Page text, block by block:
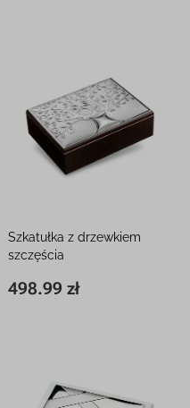
Szkatułka z drzewkiem
szczęścia
498.99 zł
14 x 19 x 5 cm